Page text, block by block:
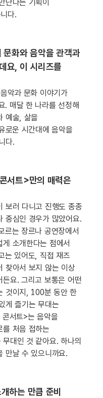
난다는 기획이
다.
문화와 음악을 관객과
요, 이 시리즈를
악과 문화 이야기가
. 매달 한 나라를 선정해
예술, 삶을
로운 시간대에 음악을
다.
서트>만의 매력은
보러 다니고 진행도 종종
중심인 경우가 많았어요.
르는 장르나 공연장에서
소개한다는 점에서
는 있어도, 직접 재즈
찾아서 보지 않는 이상
요. 그리고 보통은 어떤
것이지, 100분 동안 한
게 즐기는 무대는
서트>는 음악을
를 처음 접하는
대인 것 같아요. 하나의
만날 수 있으니까요.
하는 만큼 준비